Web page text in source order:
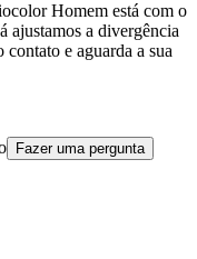
Homem está com o
ajustamos a divergência
e aguarda a sua
Fazer uma pergunta